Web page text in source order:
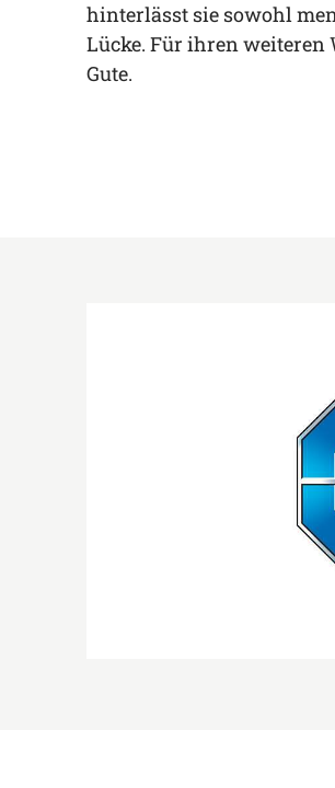
hinterlässt sie sowohl
Lücke. Für ihren
Gute.